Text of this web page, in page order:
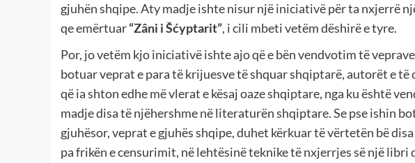
gjuhën shqipe. Aty madje ishte nisur një iniciativë për ta nxjerrë
qe emërtuar“Zâni i Šćyptarit”, i cili mbeti vetëm dëshirë e tyre.
Por, jo vetëm kjo iniciativë ishte ajo që e bën vendvotim të
botuar veprat e para të krijuesve të shquar shqiptarë, autorët e
që ia shton edhe më vlerat e kësaj oaze shqiptare, nga ku është
madje disa të njëhershme në literaturën shqiptare. Se pse ishin
gjuhësor, veprat e gjuhës shqipe, duhet kërkuar të vërtetën bë
pa frikën e censurimit, në lehtësinë teknike të nxjerrjes së një